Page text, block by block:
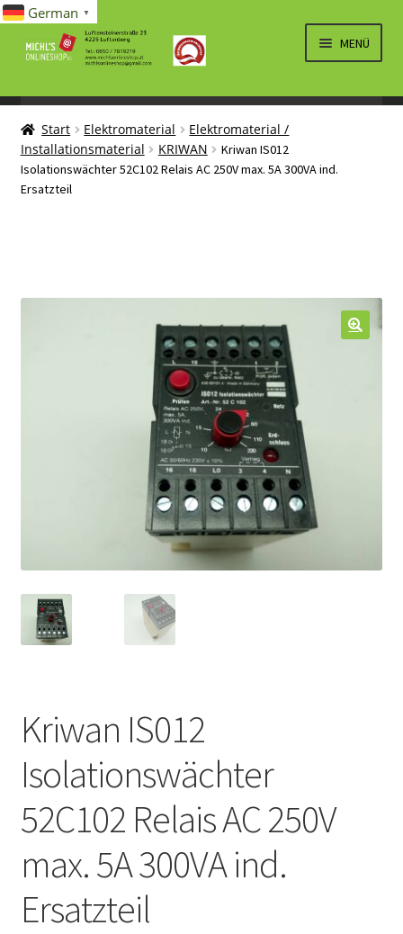
Navigation
Inhalt
MENÜ
SPIELWAREN/BAUSÄTZE
ÖFFNEN
ELEKTRO
LÜFTUNG, HEIZUNG, KLIMA
Start Elektromaterial
Elektromaterial /
Installationsmaterial
KRIWAN
Kriwan IS012
Isolationswächter 52C102 Relais AC 250V max. 5A 300VA ind.
Ersatzteil
Kriwan IS012
Isolationswächter
52C102 Relais AC 250V
max. 5A 300VA ind.
Ersatzteil
German ▼